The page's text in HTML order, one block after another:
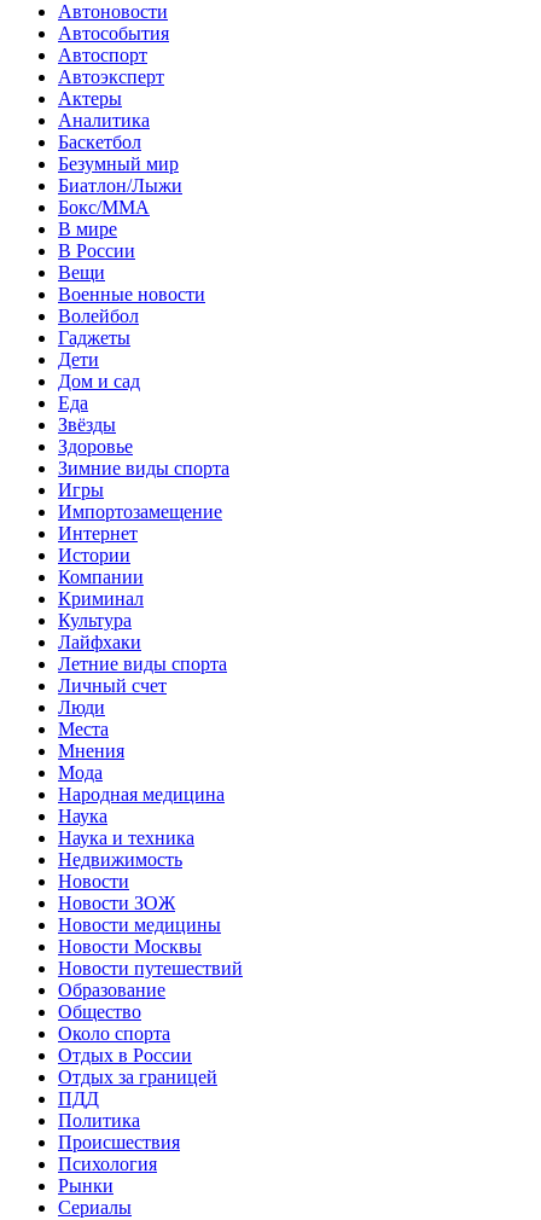
Автоновости
Автособытия
Автоспорт
Автоэксперт
Актеры
Аналитика
Баскетбол
Безумный мир
Биатлон/Лыжи
Бокс/MMA
В мире
В России
Вещи
Военные новости
Волейбол
Гаджеты
Дети
Дом и сад
Еда
Звёзды
Здоровье
Зимние виды спорта
Игры
Импортозамещение
Интернет
Истории
Компании
Криминал
Культура
Лайфхаки
Летние виды спорта
Личный счет
Люди
Места
Мнения
Мода
Народная медицина
Наука
Наука и техника
Недвижимость
Новости
Новости ЗОЖ
Новости медицины
Новости Москвы
Новости путешествий
Образование
Общество
Около спорта
Отдых в России
Отдых за границей
ПДД
Политика
Происшествия
Психология
Рынки
Сериалы